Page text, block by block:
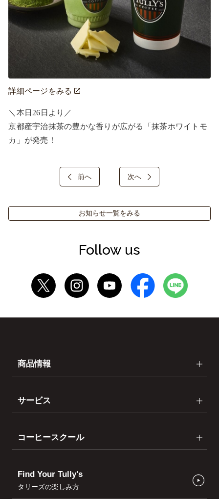
詳細ページをみる
＼本日26日より／
京都産宇治抹茶の豊かな香りが広がる「抹茶ホワイトモ
カ」が発売！
前へ 次へ
お知らせ一覧をみる
Follow us
商品情報
サービス
コーヒースクール
Find Your Tully's
タリーズの楽しみ方